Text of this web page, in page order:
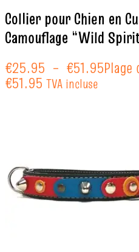
Collier pour Chien en
Camouflage “Wild
€25.95 – €51.95
€51.95 TVA incluse